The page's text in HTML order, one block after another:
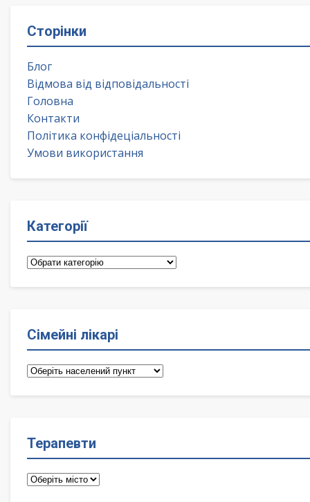
Сторінки
Блог
Відмова від відповідальності
Головна
Контакти
Політика конфідеціальності
Умови використання
Категорії
Категорії
Сімейні лікарі
Сімейні
Терапевти
Терапевти